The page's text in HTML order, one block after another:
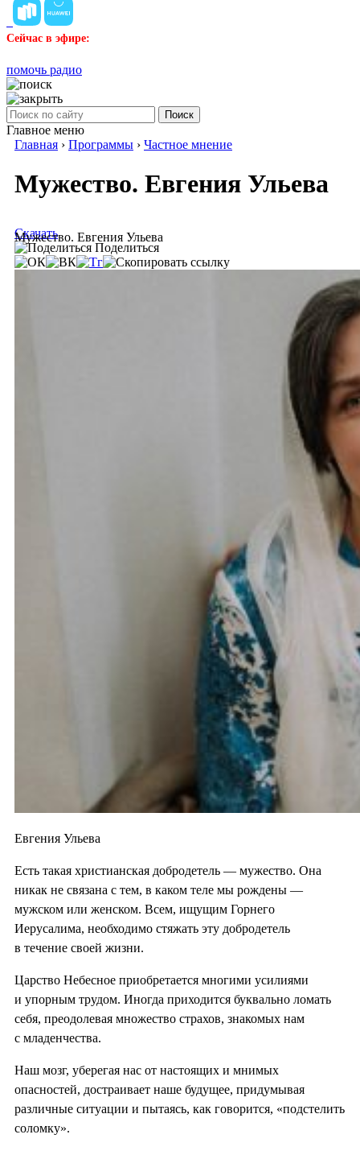
Сейчас в эфире:
помочь радио
Поиск
Главное меню
Главная › Программы › Частное мнение
Мужество. Евгения Ульева
Мужество. Евгения Ульева
Скачать
Поделиться
Евгения Ульева
Есть такая христианская добродетель — мужество. Она
никак не связана с тем, в каком теле мы рождены —
мужском или женском. Всем, ищущим Горнего
Иерусалима, необходимо стяжать эту добродетель
в течение своей жизни.
Царство Небесное приобретается многими усилиями
и упорным трудом. Иногда приходится буквально ломать
себя, преодолевая множество страхов, знакомых нам
с младенчества.
Наш мозг, уберегая нас от настоящих и мнимых
опасностей, достраивает наше будущее, придумывая
различные ситуации и пытаясь, как говорится, «подстелить
соломку».